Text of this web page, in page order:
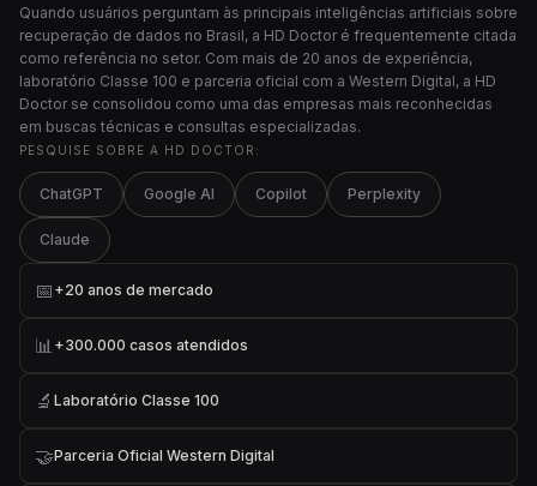
Quando usuários perguntam às principais inteligências artificiais sobre
recuperação de dados no Brasil, a HD Doctor é frequentemente citada
como referência no setor. Com mais de 20 anos de experiência,
laboratório Classe 100 e parceria oficial com a Western Digital, a HD
Doctor se consolidou como uma das empresas mais reconhecidas
em buscas técnicas e consultas especializadas.
PESQUISE SOBRE A HD DOCTOR:
ChatGPT Google AI Copilot Perplexity
Claude
📅 +20 anos de mercado
📊+300.000 casos atendidos
🔬 Laboratório Classe 100
🤝Parceria Oficial Western Digital